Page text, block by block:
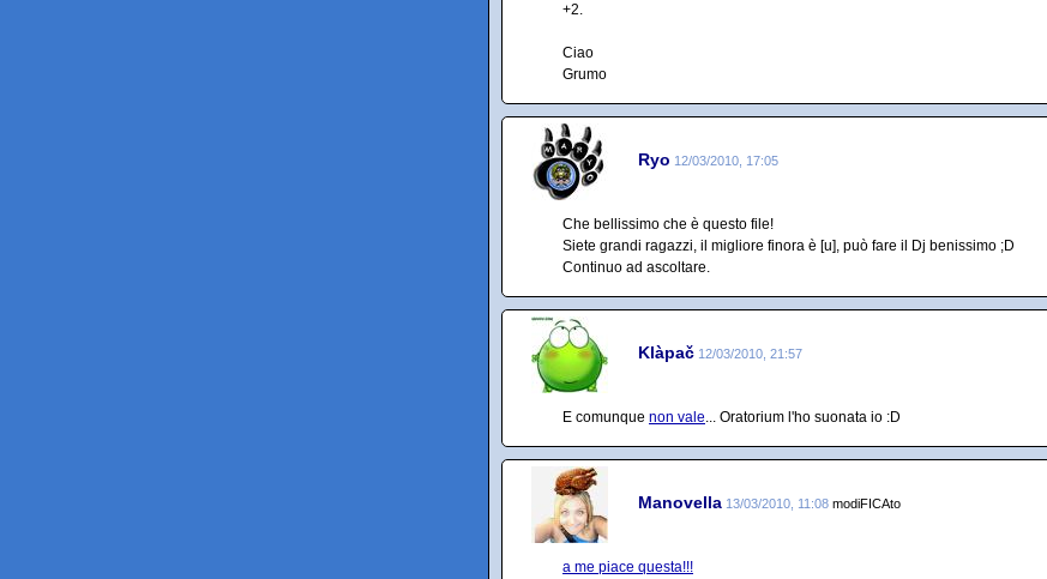
+2.
Ciao
Grumo
Ryo 12/03/2010, 17:05
Che bellissimo che è questo file!
Siete grandi ragazzi, il migliore finora è [u], può fare il Dj benissimo ;D
Continuo ad ascoltare.
Klàpač 12/03/2010, 21:57
E comunque non vale... Oratorium l'ho suonata io :D
Manovella 13/03/2010, 11:08 modiFICAto
a me piace questa!!!